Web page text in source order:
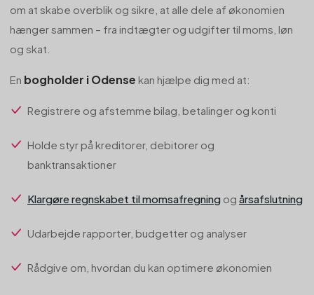
om at skabe overblik og sikre, at alle dele af økonomien
hænger sammen – fra indtægter og udgifter til moms, løn
og skat.
En bogholder i Odense kan hjælpe dig med at:
Registrere og afstemme bilag, betalinger og konti
Holde styr på kreditorer, debitorer og
banktransaktioner
Klargøre regnskabet til momsafregning og årsafslutning
Udarbejde rapporter, budgetter og analyser
Rådgive om, hvordan du kan optimere økonomien